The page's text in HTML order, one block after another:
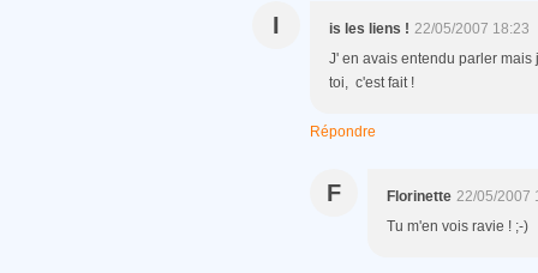
I is les liens ! 22/05/2007 18:23
J' en avais entendu parler
toi, c'est fait !
Répondre
F Florinette 22/05/2007
Tu m'en vois ravie ! ;-)